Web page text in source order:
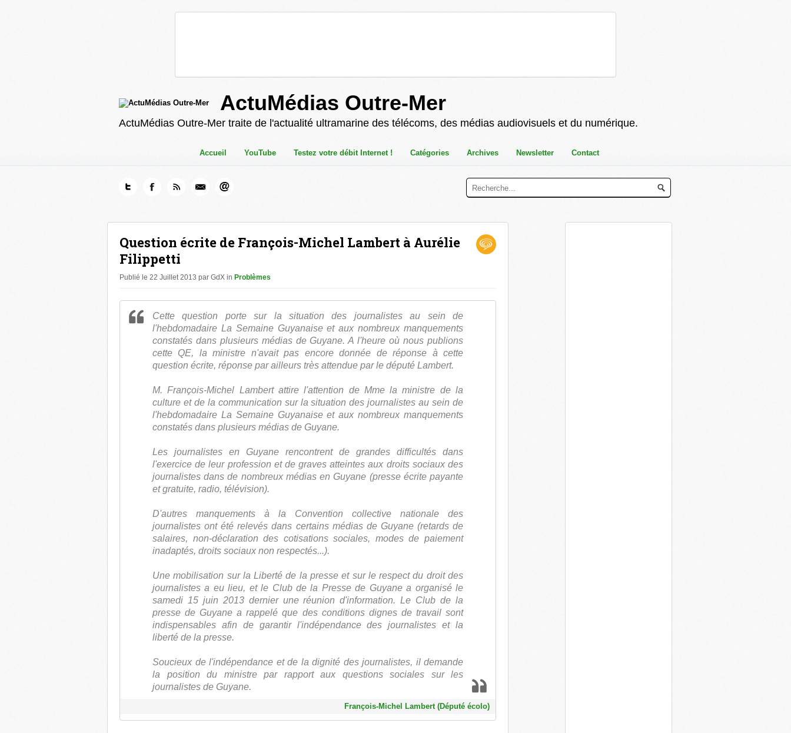
ActuMédias Outre-Mer
ActuMédias Outre-Mer traite de l'actualité ultramarine des télécoms, des médias audiovisuels et du numérique.
Accueil YouTube Testez votre débit Internet ! Catégories Archives Newsletter Contact
Question écrite de François-Michel Lambert à Aurélie
Filippetti
Publié le 22 Juillet 2013 par GdX in Problèmes
Cette question porte sur la situation des journalistes au sein de
l'hebdomadaire La Semaine Guyanaise et aux nombreux manquements
constatés dans plusieurs médias de Guyane. A l'heure où nous publions
cette QE, la ministre n'avait pas encore donnée de réponse à cette
question écrite, réponse par ailleurs très attendue par le député Lambert.
M. François-Michel Lambert attire l'attention de Mme la ministre de la
culture et de la communication sur la situation des journalistes au sein de
l'hebdomadaire La Semaine Guyanaise et aux nombreux manquements
constatés dans plusieurs médias de Guyane.
Les journalistes en Guyane rencontrent de grandes difficultés dans
l'exercice de leur profession et de graves atteintes aux droits sociaux des
journalistes dans de nombreux médias en Guyane (presse écrite payante
et gratuite, radio, télévision).
D'autres manquements à la Convention collective nationale des
journalistes ont été relevés dans certains médias de Guyane (retards de
salaires, non-déclaration des cotisations sociales, modes de paiement
inadaptés, droits sociaux non respectés...).
Une mobilisation sur la Liberté de la presse et sur le respect du droit des
journalistes a eu lieu, et le Club de la Presse de Guyane a organisé le
samedi 15 juin 2013 dernier une réunion d'information. Le Club de la
presse de Guyane a rappelé que des conditions dignes de travail sont
indispensables afin de garantir l'indépendance des journalistes et la
liberté de la presse.
Soucieux de l'indépendance et de la dignité des journalistes, il demande
la position du ministre par rapport aux questions sociales sur les
journalistes de Guyane.
François-Michel Lambert (Député écolo)